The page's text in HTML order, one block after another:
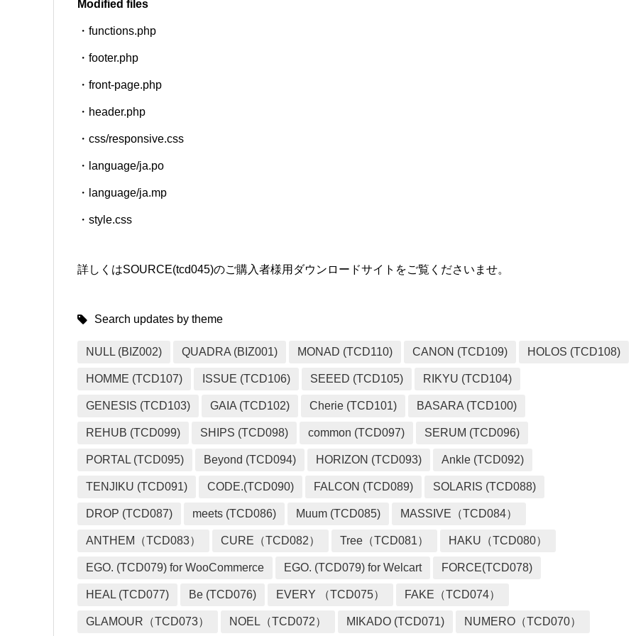
Modified files
・functions.php
・footer.php
・front-page.php
・header.php
・css/responsive.css
・language/ja.po
・language/ja.mp
・style.css
詳しくはSOURCE(tcd045)のご購入者様用ダウンロードサイトをご覧くださいませ。
Search updates by theme
NULL (BIZ002) QUADRA (BIZ001) MONAD (TCD110) CANON (TCD109) HOLOS (TCD108)
HOMME (TCD107) ISSUE (TCD106) SEEED (TCD105) RIKYU (TCD104)
GENESIS (TCD103) GAIA (TCD102) Cherie (TCD101) BASARA (TCD100)
REHUB (TCD099) SHIPS (TCD098) common (TCD097) SERUM (TCD096)
PORTAL (TCD095) Beyond (TCD094) HORIZON (TCD093) Ankle (TCD092)
TENJIKU (TCD091) CODE.(TCD090) FALCON (TCD089) SOLARIS (TCD088)
DROP (TCD087) meets (TCD086) Muum (TCD085) MASSIVE（TCD084）
ANTHEM（TCD083） CURE（TCD082） Tree（TCD081） HAKU（TCD080）
EGO. (TCD079) for WooCommerce EGO. (TCD079) for Welcart FORCE(TCD078)
HEAL (TCD077) Be (TCD076) EVERY （TCD075） FAKE（TCD074）
GLAMOUR（TCD073） NOEL（TCD072） MIKADO (TCD071) NUMERO（TCD070）